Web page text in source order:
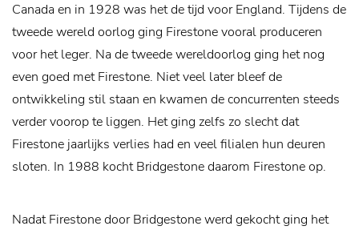
Canada en in 1928 was het de tijd voor England. Tijdens de
tweede wereld oorlog ging Firestone vooral produceren
voor het leger. Na de tweede wereldoorlog ging het nog
even goed met Firestone. Niet veel later bleef de
ontwikkeling stil staan en kwamen de concurrenten steeds
verder voorop te liggen. Het ging zelfs zo slecht dat
Firestone jaarlijks verlies had en veel filialen hun deuren
sloten. In 1988 kocht Bridgestone daarom Firestone op.
Nadat Firestone door Bridgestone werd gekocht ging het